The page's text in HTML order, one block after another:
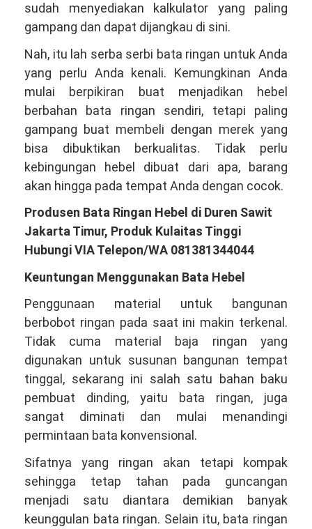
sudah menyediakan kalkulator yang paling
gampang dan dapat dijangkau di sini.
Nah, itu lah serba serbi bata ringan untuk Anda
yang perlu Anda kenali. Kemungkinan Anda
mulai berpikiran buat menjadikan hebel
berbahan bata ringan sendiri, tetapi paling
gampang buat membeli dengan merek yang
bisa dibuktikan berkualitas. Tidak perlu
kebingungan hebel dibuat dari apa, barang
akan hingga pada tempat Anda dengan cocok.
Produsen Bata Ringan Hebel di Duren Sawit
Jakarta Timur, Produk Kulaitas Tinggi
Hubungi VIA Telepon/WA 081381344044
Keuntungan Menggunakan Bata Hebel
Penggunaan material untuk bangunan
berbobot ringan pada saat ini makin terkenal.
Tidak cuma material baja ringan yang
digunakan untuk susunan bangunan tempat
tinggal, sekarang ini salah satu bahan baku
pembuat dinding, yaitu bata ringan, juga
sangat diminati dan mulai menandingi
permintaan bata konvensional.
Sifatnya yang ringan akan tetapi kompak
sehingga tetap tahan pada guncangan
menjadi satu diantara demikian banyak
keunggulan bata ringan. Selain itu, bata ringan